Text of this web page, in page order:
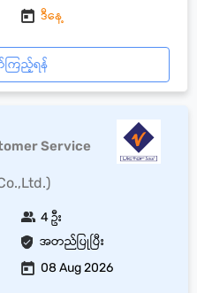
ဒီနေ့
ြည့်ရန်
Service
အတည်ပြုပြီး
4 ဦး
08 Aug 2026